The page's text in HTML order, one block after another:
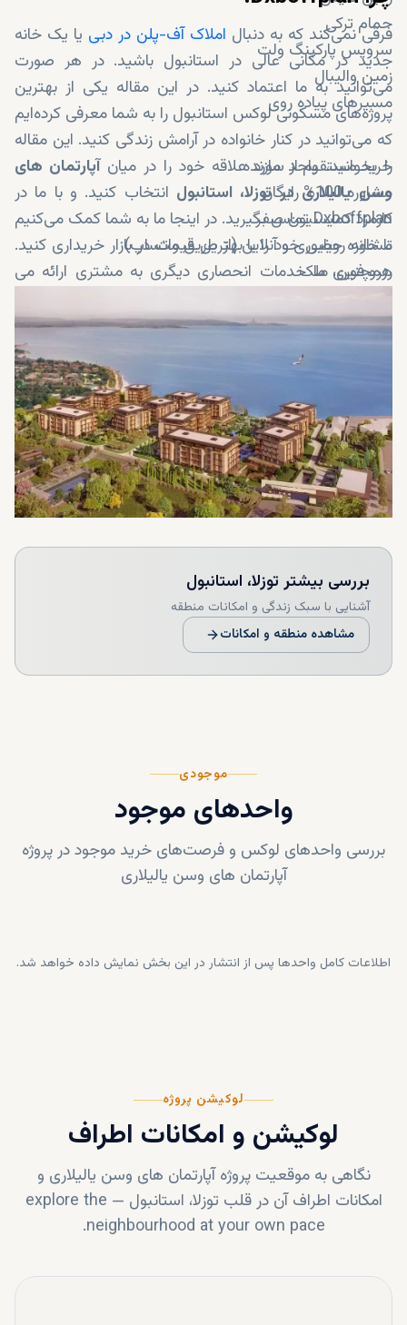
حمام ترکی
سرویس پارکینگ ولت
زمین والیبال
مسیرهای پیاده روی
فرقی نمی‌کند که به دنبال املاک آف-پلن در دبی یا یک خانه
جدید در مکانی عالی در استانبول باشید. در هر صورت
می‌توانید به ما اعتماد کنید. در این مقاله یکی از بهترین
پروژه‌های مسکونی لوکس استانبول را به شما معرفی کرده‌ایم
که می‌توانید در کنار خانواده در آرامش زندگی کنید. این مقاله
را بخوانید، واحد مورد علاقه خود را در میانآپارتمان های
وسن یالیلاریدر توزلا، استانبول انتخاب کنید. و با ما در
Dxboffplan تماس بگیرید. در اینجا ما به شما کمک می‌کنیم
تا خانه رویایی خود را با بهترین قیمت در بازار خریداری کنید.
همچنین، ما خدمات انحصاری دیگری به مشتری ارائه می
خرید مستقیم از سازنده
مشاوره 100% رایگان
کارمزد کمیسیون صفر
مشاوره حضوری و آنلاین (از طریق واتساپ)
رزرو فوری ملک
بررسی بیشتر توزلا، استانبول
آشنایی با سبک زندگی و امکانات منطقه
مشاهده منطقه و امکانات
موجودی
واحدهای موجود
بررسی واحدهای لوکس و فرصت‌های خرید موجود در پروژه
آپارتمان های وسن یالیلاری
اطلاعات کامل واحدها پس از انتشار در این بخش نمایش داده خواهد شد.
لوکیشن پروژه
لوکیشن و امکانات اطراف
نگاهی به موقعیت پروژه آپارتمان های وسن یالیلاری و
امکانات اطراف آن در قلب توزلا، استانبول —
explore the
neighbourhood at your own pace.